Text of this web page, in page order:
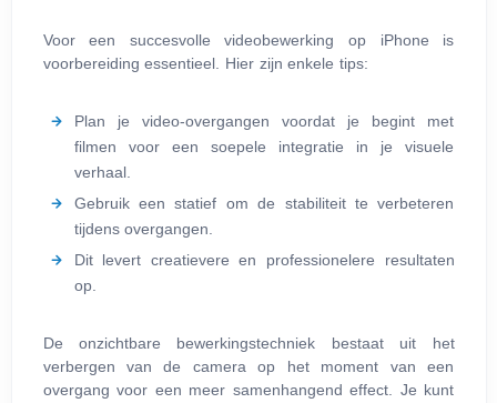
Voor een succesvolle videobewerking op iPhone is
voorbereiding essentieel. Hier zijn enkele tips:
Plan je video-overgangen voordat je begint met
filmen voor een soepele integratie in je visuele
verhaal.
Gebruik een statief om de stabiliteit te verbeteren
tijdens overgangen.
Dit levert creatievere en professionelere resultaten
op.
De onzichtbare bewerkingstechniek bestaat uit het
verbergen van de camera op het moment van een
overgang voor een meer samenhangend effect. Je kunt